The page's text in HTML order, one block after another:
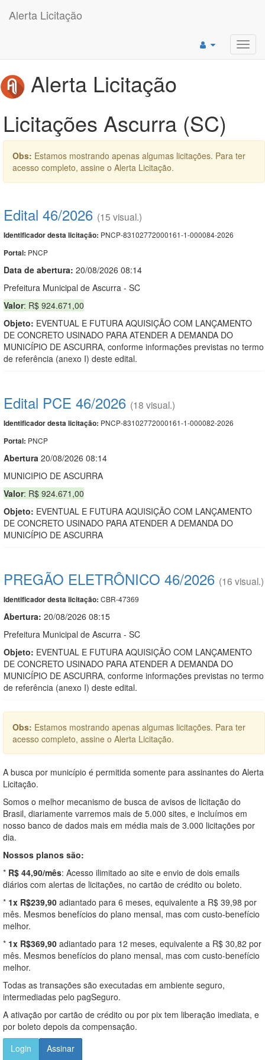
Alerta Licitação
Alerta Licitação
Licitações Ascurra (SC)
Obs: Estamos mostrando apenas algumas licitações. Para ter
acesso completo, assine o Alerta Licitação.
Edital 46/2026 (15 visual.)
Identificador desta licitação: PNCP-83102772000161-1-000084-2026
Portal: PNCP
Data de abertura: 20/08/2026 08:14
Prefeitura Municipal de Ascurra - SC
Valor: R$ 924.671,00
Objeto: EVENTUAL E FUTURA AQUISIÇÃO COM LANÇAMENTO
DE CONCRETO USINADO PARA ATENDER A DEMANDA DO
MUNICÍPIO DE ASCURRA, conforme informações previstas no termo
de referência (anexo I) deste edital.
Edital PCE 46/2026 (18 visual.)
Identificador desta licitação: PNCP-83102772000161-1-000082-2026
Portal: PNCP
Abertura 20/08/2026 08:14
MUNICIPIO DE ASCURRA
Valor: R$ 924.671,00
Objeto: EVENTUAL E FUTURA AQUISIÇÃO COM LANÇAMENTO
DE CONCRETO USINADO PARA ATENDER A DEMANDA DO
MUNICÍPIO DE ASCURRA
PREGÃO ELETRÔNICO 46/2026 (16 visual.)
Identificador desta licitação: CBR-47369
Abertura: 20/08/2026 08:15
Prefeitura Municipal de Ascurra - SC
Objeto: EVENTUAL E FUTURA AQUISIÇÃO COM LANÇAMENTO
DE CONCRETO USINADO PARA ATENDER A DEMANDA DO
MUNICÍPIO DE ASCURRA, conforme informações previstas no termo
de referência (anexo I) deste edital.
Obs: Estamos mostrando apenas algumas licitações. Para ter
acesso completo, assine o Alerta Licitação.
A busca por município é permitida somente para assinantes do Alerta
Licitação.
Somos o melhor mecanismo de busca de avisos de licitação do
Brasil, diariamente varremos mais de 5.000 sites, e incluímos em
nosso banco de dados mais em média mais de 3.000 licitações por
dia.
Nossos planos são:
* R$ 44,90/mês: Acesso ilimitado ao site e envio de dois emails
diários com alertas de licitações, no cartão de crédito ou boleto.
* 1x R$239,90 adiantado para 6 meses, equivalente a R$ 39,98 por
mês. Mesmos benefícios do plano mensal, mas com custo-benefício
melhor.
* 1x R$369,90 adiantado para 12 meses, equivalente a R$ 30,82 por
mês. Mesmos benefícios do plano mensal, mas com custo-benefício
melhor.
Todas as transações são executadas em ambiente seguro,
intermediadas pelo pagSeguro.
A ativação por cartão de crédito ou por pix tem liberação imediata, e
por boleto depois da compensação.
Login
Assinar